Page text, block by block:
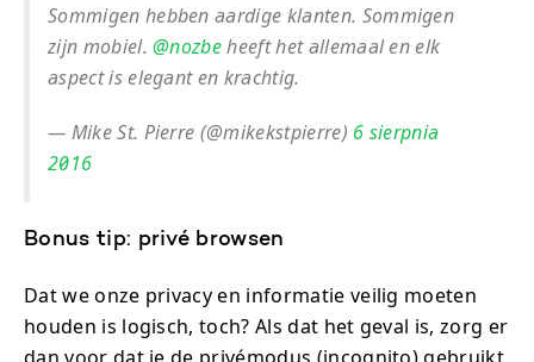
Sommigen hebben aardige klanten. Sommigen
zijn mobiel.@nozbeheeft het allemaal en elk
aspect is elegant en krachtig.
— Mike St. Pierre (@mikekstpierre) 6 sierpnia
2016
Bonus tip: privé browsen
Dat we onze privacy en informatie veilig moeten
houden is logisch, toch? Als dat het geval is, zorg er